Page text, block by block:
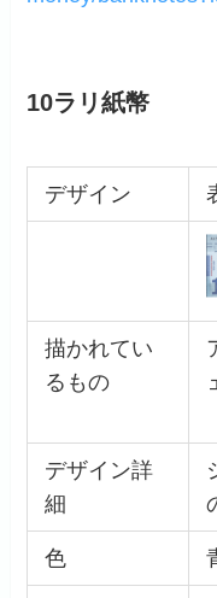
10ラリ紙幣
デザイン
描かれてい
るもの
デザイン詳
細
色